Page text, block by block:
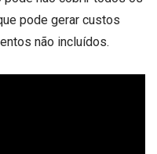
pode gerar custos
não incluídos.